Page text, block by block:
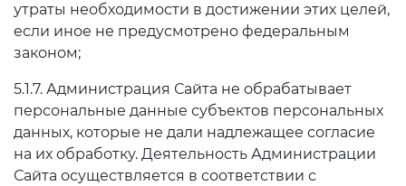
утраты необходимости в достижении этих целей,
если иное не предусмотрено федеральным
законом;
5.1.7. Администрация Сайта не обрабатывает
персональные данные субъектов персональных
данных, которые не дали надлежащее согласие
на их обработку. Деятельность Администрации
Сайта осуществляется в соответствии с